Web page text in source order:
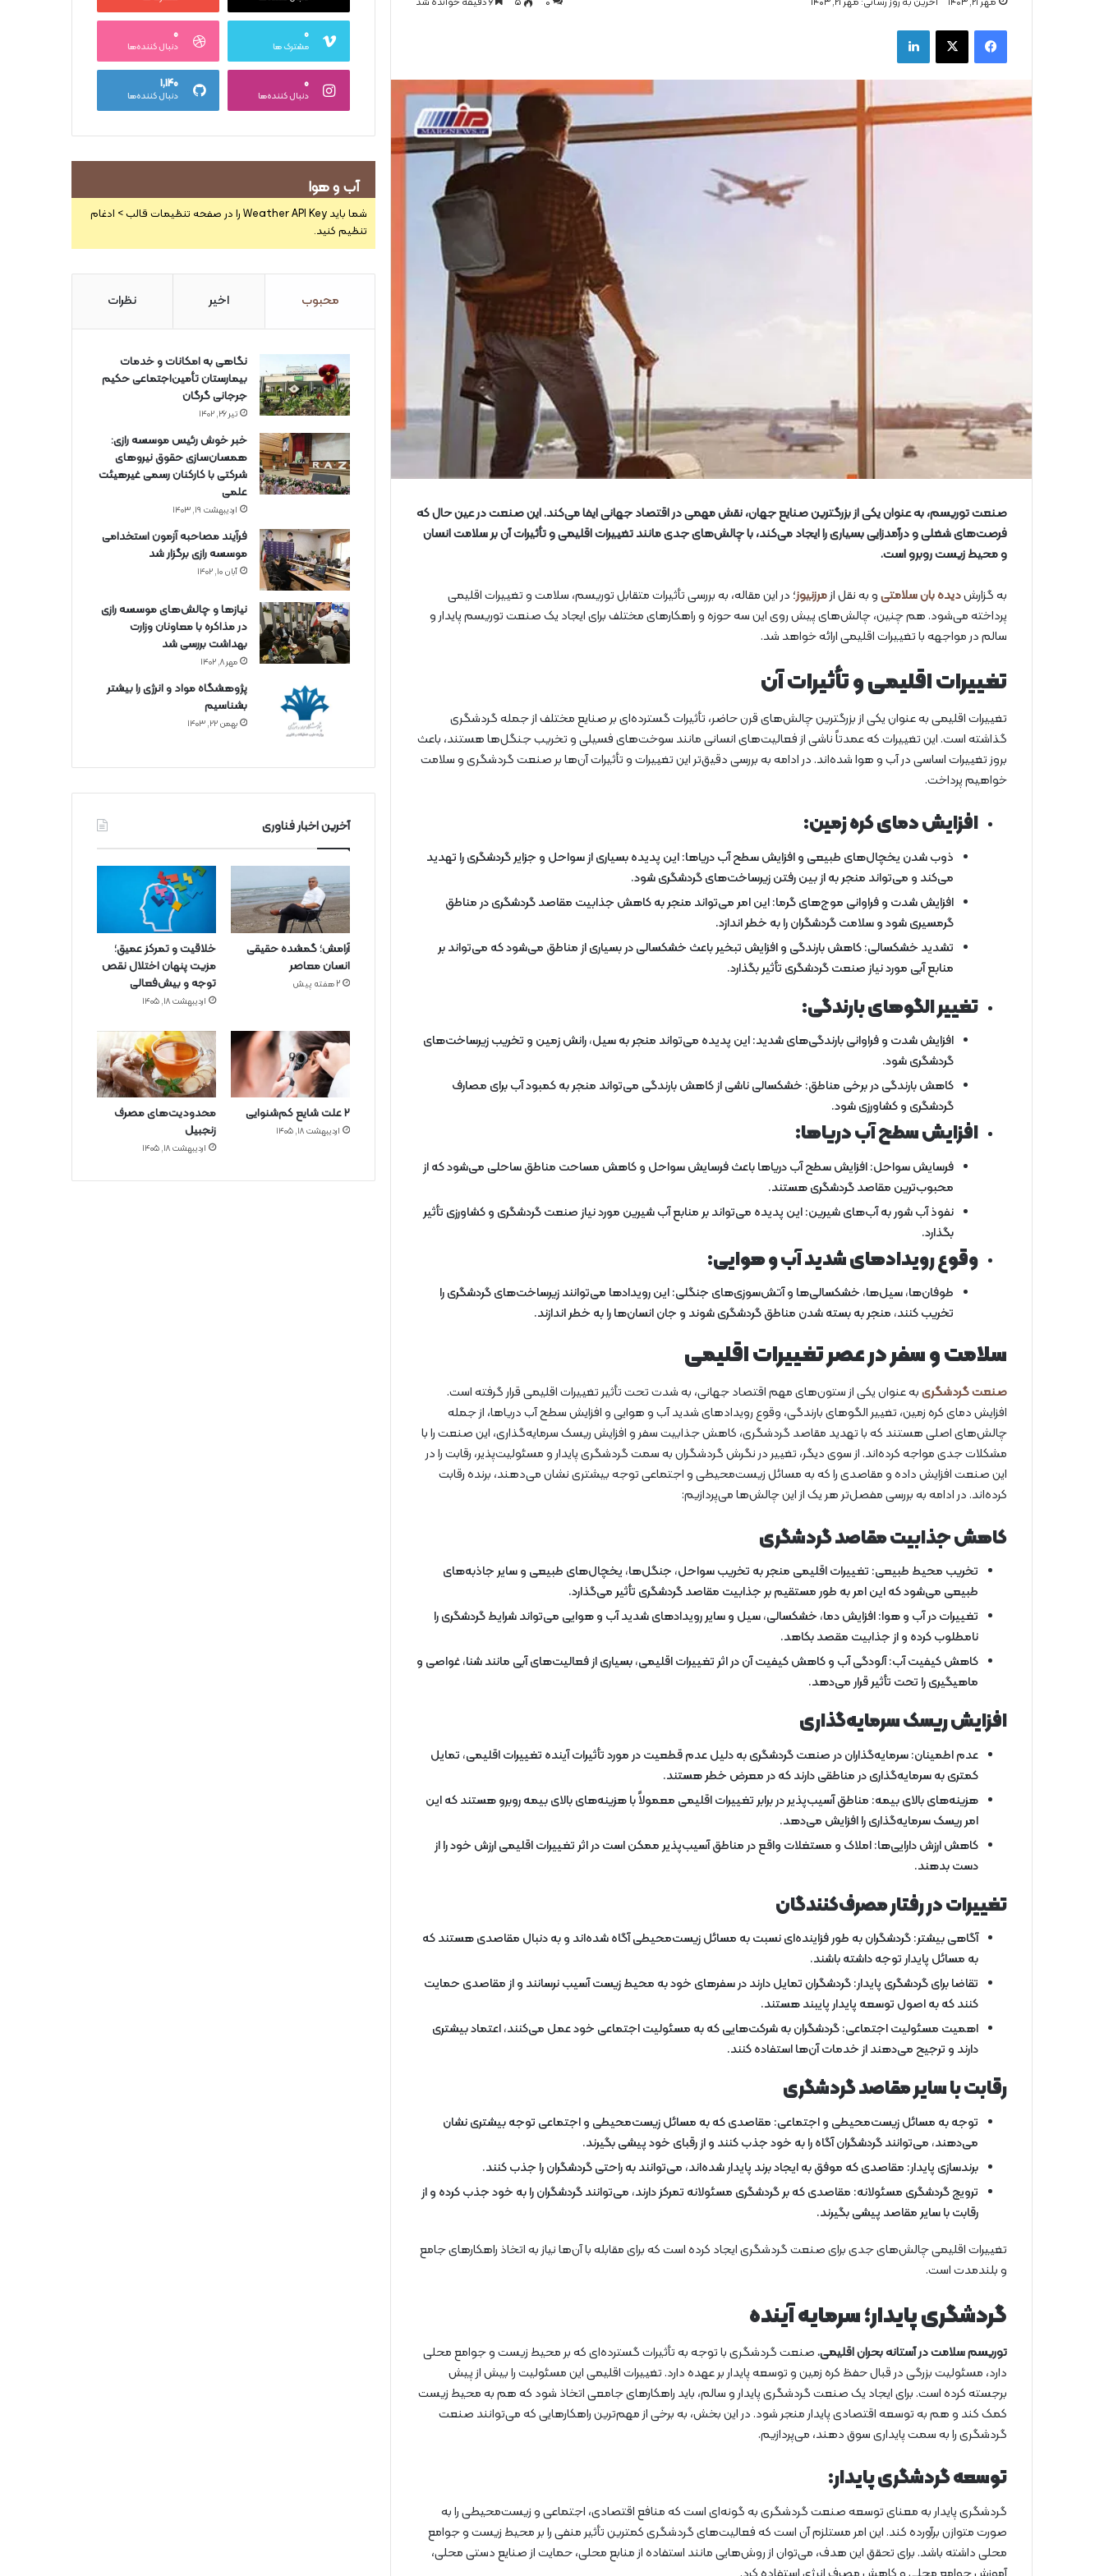
فیس بوک
صنعت توریسم، به عنوان یکی از بزرگترین صنایع جهان، نقش مهمی در اقتصاد جهانی ایفا می‌کند. این صنعت در عین حال که
فرصت‌های شغلی و درآمدزایی بسیاری را ایجاد می‌کند، با چالش‌های جدی مانند تغییرات اقلیمی و تأثیرات آن بر سلامت انسان
و محیط زیست روبرو است.
به گزارشدیده بان سلامتیو به نقل ازمرزنیوز؛ در این مقاله، به بررسی تأثیرات متقابل توریسم، سلامت و تغییرات اقلیمی
پرداخته می‌شود. هم چنین، چالش‌های پیش روی این سه حوزه و راهکارهای مختلف برای ایجاد یک صنعت توریسم پایدار و
سالم در مواجهه با تغییرات اقلیمی ارائه خواهد شد.
تغییرات اقلیمی و تأثیرات آن
تغییرات اقلیمی به عنوان یکی از بزرگترین چالش‌های قرن حاضر، تأثیرات گسترده‌ای بر صنایع مختلف از جمله گردشگری
گذاشته است. این تغییرات که عمدتاً ناشی از فعالیت‌های انسانی مانند سوخت‌های فسیلی و تخریب جنگل‌ها هستند، باعث
بروز تغییرات اساسی در آب و هوا شده‌اند. در ادامه به بررسی دقیق‌تر این تغییرات و تأثیرات آن‌ها بر صنعت گردشگری و سلامت
خواهیم پرداخت.
افزایش دمای کره زمین:
ذوب شدن یخچال‌های طبیعی و افزایش سطح آب دریاها: این پدیده بسیاری از سواحل و جزایر گردشگری را تهدید
می‌کند و می‌تواند منجر به از بین رفتن زیرساخت‌های گردشگری شود.
افزایش شدت و فراوانی موج‌های گرما: این امر می‌تواند منجر به کاهش جذابیت مقاصد گردشگری در مناطق
گرمسیری شود و سلامت گردشگران را به خطر اندازد.
تشدید خشکسالی: کاهش بارندگی و افزایش تبخیر باعث خشکسالی در بسیاری از مناطق می‌شود که می‌تواند بر
منابع آبی مورد نیاز صنعت گردشگری تأثیر بگذارد.
تغییر الگوهای بارندگی:
افزایش شدت و فراوانی بارندگی‌های شدید: این پدیده می‌تواند منجر به سیل، رانش زمین و تخریب زیرساخت‌های
گردشگری شود.
کاهش بارندگی در برخی مناطق: خشکسالی ناشی از کاهش بارندگی می‌تواند منجر به کمبود آب برای مصارف
گردشگری و کشاورزی شود.
افزایش سطح آب دریاها:
فرسایش سواحل: افزایش سطح آب دریاها باعث فرسایش سواحل و کاهش مساحت مناطق ساحلی می‌شود که از
محبوب‌ترین مقاصد گردشگری هستند.
نفوذ آب شور به آب‌های شیرین: این پدیده می‌تواند بر منابع آب شیرین مورد نیاز صنعت گردشگری و کشاورزی تأثیر
بگذارد.
وقوع رویدادهای شدید آب و هوایی:
طوفان‌ها، سیل‌ها، خشکسالی‌ها و آتش‌سوزی‌های جنگلی: این رویدادها می‌توانند زیرساخت‌های گردشگری را
تخریب کنند، منجر به بسته شدن مناطق گردشگری شوند و جان انسان‌ها را به خطر اندازند.
سلامت و سفر در عصر تغییرات اقلیمی
صنعت گردشگریبه عنوان یکی از ستون‌های مهم اقتصاد جهانی، به شدت تحت تأثیر تغییرات اقلیمی قرار گرفته است.
افزایش دمای کره زمین، تغییر الگوهای بارندگی، وقوع رویدادهای شدید آب و هوایی و افزایش سطح آب دریاها، از جمله
چالش‌های اصلی هستند که با تهدید مقاصد گردشگری، کاهش جذابیت سفر و افزایش ریسک سرمایه‌گذاری، این صنعت را با
مشکلات جدی مواجه کرده‌اند. از سوی دیگر، تغییر در نگرش گردشگران به سمت گردشگری پایدار و مسئولیت‌پذیر، رقابت را در
این صنعت افزایش داده و مقاصدی را که به مسائل زیست‌محیطی و اجتماعی توجه بیشتری نشان می‌دهند، برنده رقابت
کرده‌اند. در ادامه به بررسی مفصل‌تر هر یک از این چالش‌ها می‌پردازیم:
کاهش جذابیت مقاصد گردشگری
تخریب محیط طبیعی: تغییرات اقلیمی منجر به تخریب سواحل، جنگل‌ها، یخچال‌های طبیعی و سایر جاذبه‌های
طبیعی می‌شود که این امر به طور مستقیم بر جذابیت مقاصد گردشگری تأثیر می‌گذارد.
تغییرات در آب و هوا: افزایش دما، خشکسالی، سیل و سایر رویدادهای شدید آب و هوایی می‌تواند شرایط گردشگری را
نامطلوب کرده و از جذابیت مقصد بکاهد.
کاهش کیفیت آب: آلودگی آب و کاهش کیفیت آن در اثر تغییرات اقلیمی، بسیاری از فعالیت‌های آبی مانند شنا، غواصی و
ماهیگیری را تحت تأثیر قرار می‌دهد.
افزایش ریسک سرمایه‌گذاری
عدم اطمینان: سرمایه‌گذاران در صنعت گردشگری به دلیل عدم قطعیت در مورد تأثیرات آینده تغییرات اقلیمی، تمایل
کمتری به سرمایه‌گذاری در مناطقی دارند که در معرض خطر هستند.
هزینه‌های بالای بیمه: مناطق آسیب‌پذیر در برابر تغییرات اقلیمی معمولاً با هزینه‌های بالای بیمه روبرو هستند که این
امر ریسک سرمایه‌گذاری را افزایش می‌دهد.
کاهش ارزش دارایی‌ها: املاک و مستغلات واقع در مناطق آسیب‌پذیر ممکن است در اثر تغییرات اقلیمی ارزش خود را از
دست بدهند.
تغییرات در رفتار مصرف‌کنندگان
آگاهی بیشتر: گردشگران به طور فزاینده‌ای نسبت به مسائل زیست‌محیطی آگاه شده‌اند و به دنبال مقاصدی هستند که
به مسائل پایدار توجه داشته باشند.
تقاضا برای گردشگری پایدار: گردشگران تمایل دارند در سفرهای خود به محیط زیست آسیب نرسانند و از مقاصدی حمایت
کنند که به اصول توسعه پایدار پایبند هستند.
اهمیت مسئولیت اجتماعی: گردشگران به شرکت‌هایی که به مسئولیت اجتماعی خود عمل می‌کنند، اعتماد بیشتری
دارند و ترجیح می‌دهند از خدمات آن‌ها استفاده کنند.
رقابت با سایر مقاصد گردشگری
توجه به مسائل زیست‌محیطی و اجتماعی: مقاصدی که به مسائل زیست‌محیطی و اجتماعی توجه بیشتری نشان
می‌دهند، می‌توانند گردشگران آگاه را به خود جذب کنند و از رقبای خود پیشی بگیرند.
برندسازی پایدار: مقاصدی که موفق به ایجاد برند پایدار شده‌اند، می‌توانند به راحتی گردشگران را جذب کنند.
ترویج گردشگری مسئولانه: مقاصدی که بر گردشگری مسئولانه تمرکز دارند، می‌توانند گردشگران را به خود جذب کرده و از
رقابت با سایر مقاصد پیشی بگیرند.
تغییرات اقلیمی چالش‌های جدی برای صنعت گردشگری ایجاد کرده است که برای مقابله با آن‌ها نیاز به اتخاذ راهکارهای جامع
و بلندمدت است.
گردشگری پایدار؛ سرمایه آینده
توریسم سلامت در آستانه بحران اقلیمی.صنعت گردشگری با توجه به تأثیرات گسترده‌ای که بر محیط زیست و جوامع محلی
دارد، مسئولیت بزرگی در قبال حفظ کره زمین و توسعه پایدار بر عهده دارد. تغییرات اقلیمی این مسئولیت را بیش از پیش
برجسته کرده است. برای ایجاد یک صنعت گردشگری پایدار و سالم، باید راهکارهای جامعی اتخاذ شود که هم به محیط زیست
کمک کند و هم به توسعه اقتصادی پایدار منجر شود. در این بخش، به برخی از مهم‌ترین راهکارهایی که می‌توانند صنعت
گردشگری را به سمت پایداری سوق دهند، می‌پردازیم.
توسعه گردشگری پایدار:
گردشگری پایدار به معنای توسعه صنعت گردشگری به گونه‌ای است که منافع اقتصادی، اجتماعی و زیست‌محیطی را به
صورت متوازن برآورده کند. این امر مستلزم آن است که فعالیت‌های گردشگری کمترین تأثیر منفی را بر محیط زیست و جوامع
محلی داشته باشد. برای تحقق این هدف، می‌توان از روش‌هایی مانند استفاده از منابع محلی، حمایت از صنایع دستی محلی،
۰
مشترک ها
۰
دنبال کننده‌ها
۰
دنبال کننده‌ها
۱,۱۴۰
دنبال کننده‌ها
آب و هوا
شما باید Weather API Key را در صفحه تنظیمات قالب > ادغام
تنظیم کنید.
محبوب اخیر نظرات
نگاهی به امکانات و خدمات
بیمارستان تأمین‌اجتماعی حکیم
جرجانی گرگان
تیر ۲۶, ۱۴۰۲
خبر خوش رئیس موسسه رازی:
همسان‌سازی حقوق نیروهای
شرکتی با کارکنان رسمی غیرهیئت
علمی
اردیبهشت ۱۹, ۱۴۰۳
فرآیند مصاحبه آزمون استخدامی
موسسه رازی برگزار شد
آبان ۱۰, ۱۴۰۲
نیازها و چالش‌های موسسه رازی
در مذاکره با معاونان وزارت
بهداشت بررسی شد
مهر ۸, ۱۴۰۲
پژوهشگاه مواد و انرژی را بیشتر
بشناسیم
بهمن ۲۲, ۱۴۰۳
آخرین اخبار فناوری
آرامش؛ گمشده حقیقی
انسان معاصر
2 هفته پیش
خلاقیت و تمرکز عمیق؛
مزیت پنهان اختلال نقص
توجه و بیش‌فعالی
اردیبهشت ۱۸, ۱۴۰۵
۲ علت شایع‌ کم‌شنوایی
اردیبهشت ۱۸, ۱۴۰۵
محدودیت‌های مصرف
زنجبیل
اردیبهشت ۱۸, ۱۴۰۵